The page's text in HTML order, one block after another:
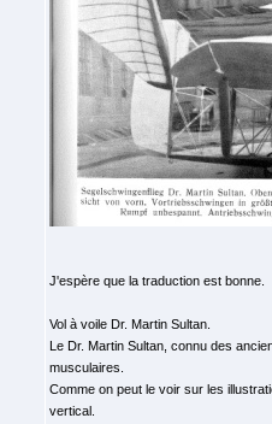
J'espère que la traduction est bonne.
Vol à voile Dr. Martin Sultan.
Le Dr. Martin Sultan, connu des
musculaires.
Comme on peut le voir sur les
vertical.